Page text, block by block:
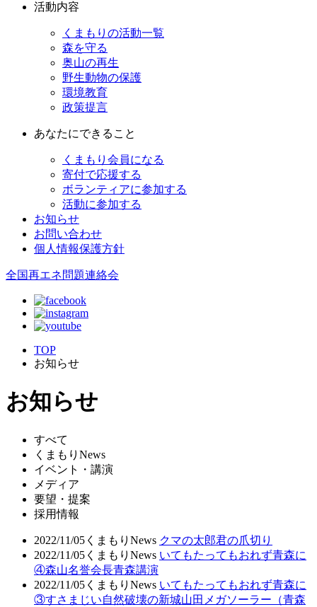
活動内容
くまもりの活動一覧
森を守る
奥山の再生
野生動物の保護
環境教育
政策提言
あなたにできること
くまもり会員になる
寄付で応援する
ボランティアに参加する
活動に参加する
お知らせ
お問い合わせ
個人情報保護方針
全国再エネ問題連絡会
TOP
お知らせ
お知らせ
すべて
くまもりNews
イベント・講演
メディア
要望・提案
採用情報
2022/11/05 くまもりNews クマの太郎君の爪切り
2022/11/05 くまもりNews いてもたってもおれず青森に
④森山名誉会長青森講演
2022/11/05 くまもりNews いてもたってもおれず青森に
③すさまじい自然破壊の新城山田メガソーラー（青森